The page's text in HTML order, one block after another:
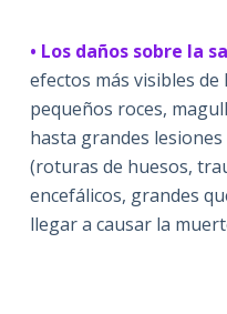
• Los daños sobre la
efectos más visibles de
pequeños roces,
hasta grandes
(roturas de huesos,
encefálicos, grandes
llegar a causar la